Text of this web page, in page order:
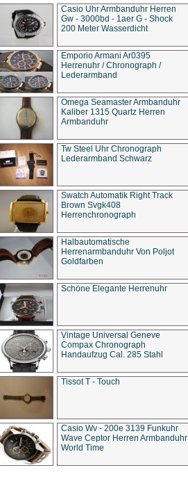
Casio Uhr Armbanduhr Herren
Gw - 3000bd - 1aer G - Shock
200 Meter Wasserdicht
Emporio Armani Ar0395
Herrenuhr / Chronograph /
Lederarmband
Omega Seamaster Armbanduhr
Kaliber 1315 Quartz Herren
Armbanduhr
Tw Steel Uhr Chronograph
Lederarmband Schwarz
Swatch Automatik Right Track
Brown Svgk408
Herrenchronograph
Halbautomatische
Herrenarmbanduhr Von Poljot
Goldfarben
Schöne Elegante Herrenuhr
Vintage Universal Geneve
Compax Chronograph
Handaufzug Cal. 285 Stahl
Tissot T - Touch
Casio Wv - 200e 3139 Funkuhr
Wave Ceptor Herren Armbanduhr
World Time